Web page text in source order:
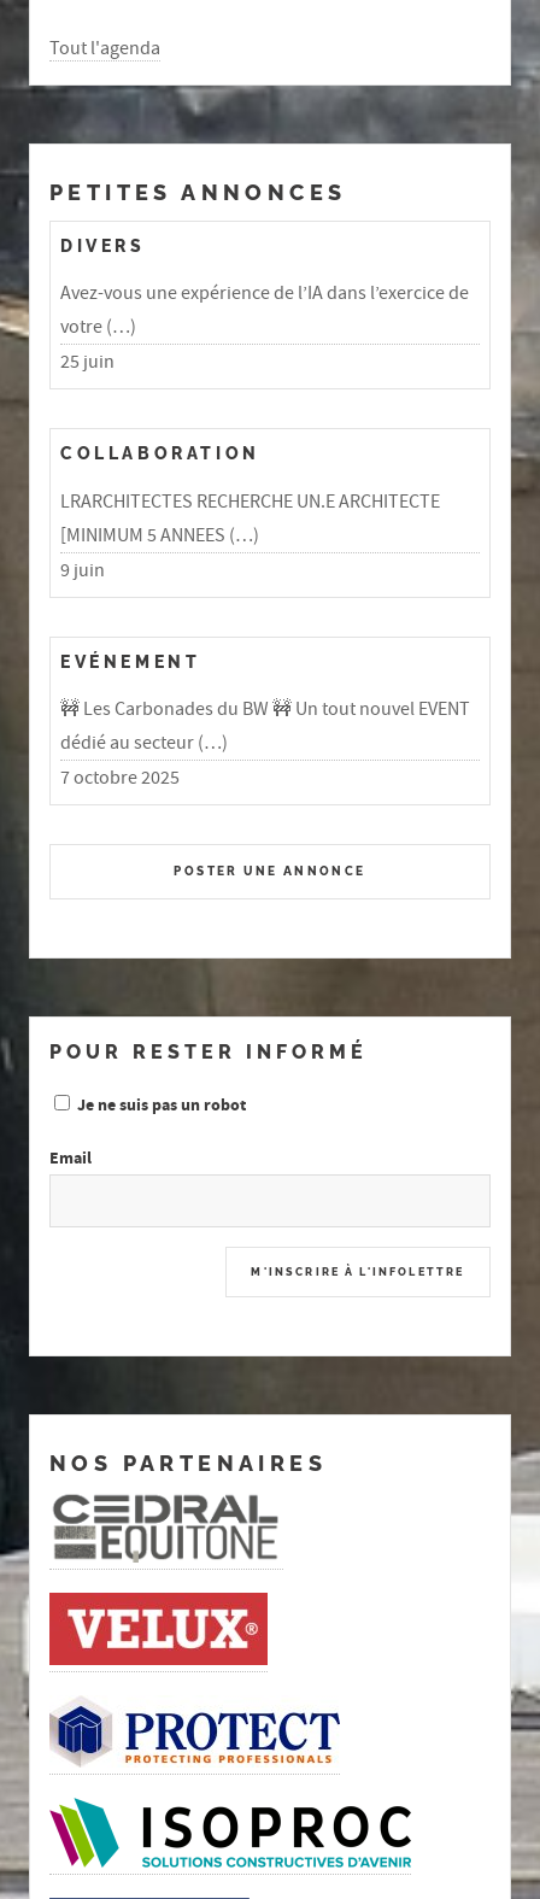
Tout l'agenda
PETITES ANNONCES
DIVERS
Avez-vous une expérience de l’IA dans l’exercice de
votre (…)
25 juin
COLLABORATION
LRARCHITECTES RECHERCHE UN.E ARCHITECTE
[MINIMUM 5 ANNEES (…)
9 juin
EVÉNEMENT
🚧 Les Carbonades du BW 🚧 Un tout nouvel EVENT
dédié au secteur (…)
7 octobre 2025
POSTER UNE ANNONCE
POUR RESTER INFORMÉ
Je ne suis pas un robot
Email
NOS PARTENAIRES